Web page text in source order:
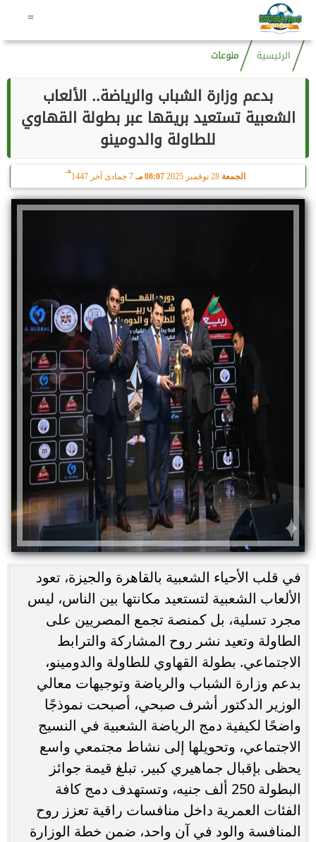
=
الرئيسية منوعات
بدعم وزارة الشباب والرياضة.. الألعاب
الشعبية تستعيد بريقها عبر بطولة القهاوي
للطاولة والدومينو
الجمعة 28 نوفمبر 2025 08:07 مـ 7 جمادى آخر 1447
هـ
في قلب الأحياء الشعبية بالقاهرة والجيزة، تعود
الألعاب الشعبية لتستعيد مكانتها بين الناس، ليس
مجرد تسلية، بل كمنصة تجمع المصريين على
الطاولة وتعيد نشر روح المشاركة والترابط
الاجتماعي. بطولة القهاوي للطاولة والدومينو،
بدعم وزارة الشباب والرياضة وتوجيهات معالي
الوزير الدكتور أشرف صبحي، أصبحت نموذجًا
واضحًا لكيفية دمج الرياضة الشعبية في النسيج
الاجتماعي، وتحويلها إلى نشاط مجتمعي واسع
يحظى بإقبال جماهيري كبير. تبلغ قيمة جوائز
البطولة 250 ألف جنيه، وتستهدف دمج كافة
الفئات العمرية داخل منافسات راقية تعزز روح
المنافسة والود في آن واحد، ضمن خطة الوزارة